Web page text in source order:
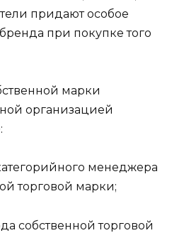
придают особое
при покупке того
марки
организацией
менеджера
торговой марки;
собственной торговой